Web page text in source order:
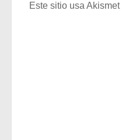
Este sitio usa